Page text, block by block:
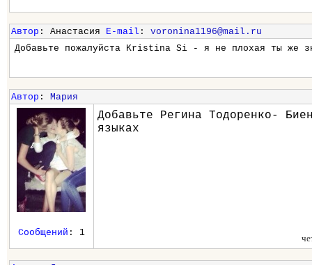
Автор : Анастасия E-mail : voronina1196@mail.ru
Добавьте пожалуйста Kristina Si - я не плохая ты же
Автор : Мария
Добавьте Регина Тодоренко-
языках
Сообщений : 1